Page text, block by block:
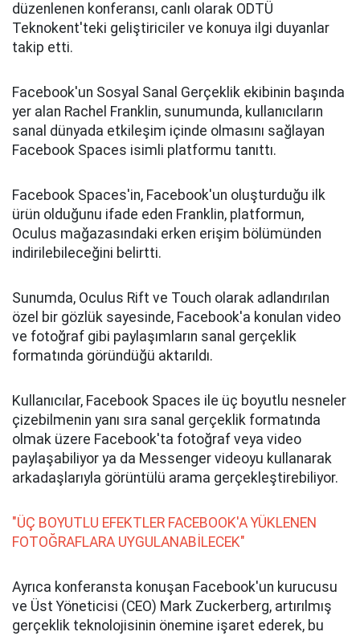
düzenlenen konferansı, canlı olarak ODTÜ
Teknokent'teki geliştiriciler ve konuya ilgi duyanlar
takip etti.
Facebook'un Sosyal Sanal Gerçeklik ekibinin başında
yer alan Rachel Franklin, sunumunda, kullanıcıların
sanal dünyada etkileşim içinde olmasını sağlayan
Facebook Spaces isimli platformu tanıttı.
Facebook Spaces'in, Facebook'un oluşturduğu ilk
ürün olduğunu ifade eden Franklin, platformun,
Oculus mağazasındaki erken erişim bölümünden
indirilebileceğini belirtti.
Sunumda, Oculus Rift ve Touch olarak adlandırılan
özel bir gözlük sayesinde, Facebook'a konulan video
ve fotoğraf gibi paylaşımların sanal gerçeklik
formatında göründüğü aktarıldı.
Kullanıcılar, Facebook Spaces ile üç boyutlu nesneler
çizebilmenin yanı sıra sanal gerçeklik formatında
olmak üzere Facebook'ta fotoğraf veya video
paylaşabiliyor ya da Messenger videoyu kullanarak
arkadaşlarıyla görüntülü arama gerçekleştirebiliyor.
"ÜÇ BOYUTLU EFEKTLER FACEBOOK'A YÜKLENEN
FOTOĞRAFLARA UYGULANABİLECEK"
Ayrıca konferansta konuşan Facebook'un kurucusu
ve Üst Yöneticisi (CEO) Mark Zuckerberg, artırılmış
gerçeklik teknolojisinin önemine işaret ederek, bu